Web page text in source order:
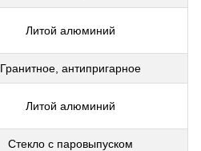
Литой алюминий
Гранитное, антипригарное
Литой алюминий
Стекло с паровыпуском